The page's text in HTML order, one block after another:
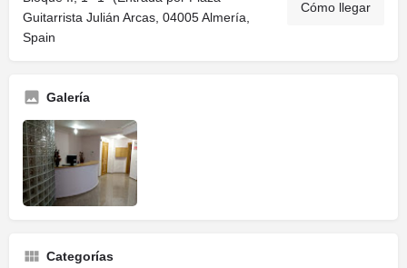
Guitarrista Julián Arcas, 04005 Almería,
Spain
Cómo llegar
Galería
Categorías